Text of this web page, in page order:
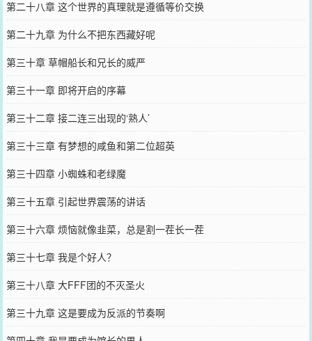
第二十八章 这个世界的真理就是遵循等价交换
第二十九章 为什么不把东西藏好呢
第三十章 草帽船长和兄长的威严
第三十一章 即将开启的序幕
第三十二章 接二连三出现的‘熟人’
第三十三章 有梦想的咸鱼和第二位超英
第三十四章 小蜘蛛和老绿魔
第三十五章 引起世界震荡的讲话
第三十六章 烦恼就像韭菜，总是割一茬长一茬
第三十七章 我是个好人？
第三十八章 大FFF团的不灭圣火
第三十九章 这是要成为反派的节奏啊